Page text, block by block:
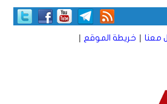
معنا | خريطة الموقع |